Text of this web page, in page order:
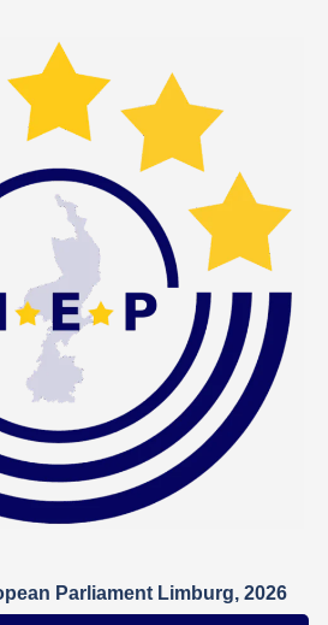
Parliament Limburg, 2026